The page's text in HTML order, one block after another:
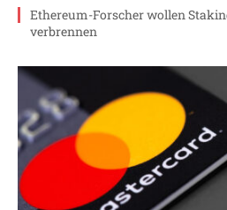
Ethereum-Forscher wollen
verbrennen